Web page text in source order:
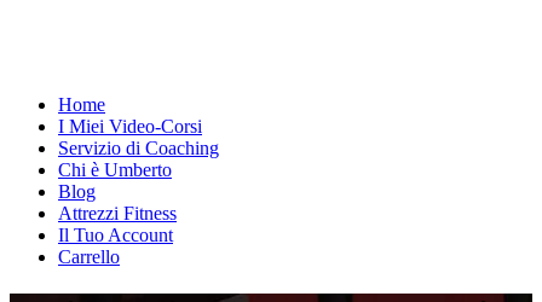
Home
I Miei Video-Corsi
Servizio di Coaching
Chi è Umberto
Blog
Attrezzi Fitness
Il Tuo Account
Carrello